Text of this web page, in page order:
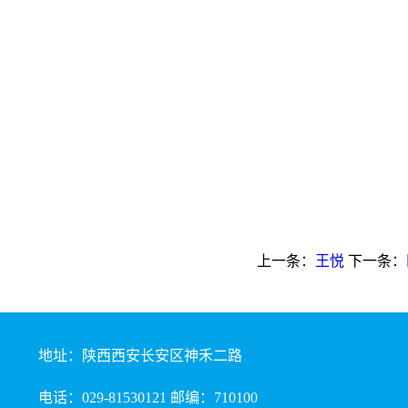
上一条： 王悦 下一条：
地址：陕西西安长安区神禾二路
电话：029-81530121 邮编：710100